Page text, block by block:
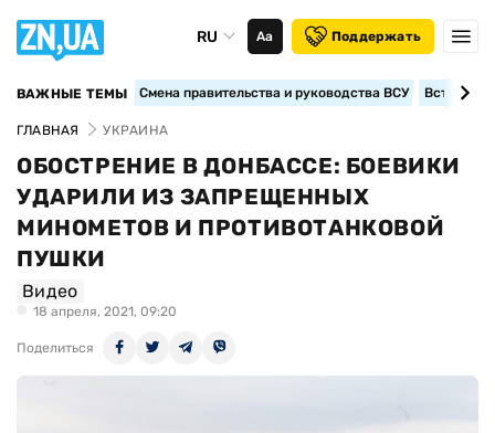
RU Аа Поддержать
ВАЖНЫЕ ТЕМЫ Смена правительства и руководства ВСУ
ГЛАВНАЯ УКРАИНА
ОБОСТРЕНИЕ В ДОНБАССЕ: БОЕВИКИ
УДАРИЛИ ИЗ ЗАПРЕЩЕННЫХ
МИНОМЕТОВ И ПРОТИВОТАНКОВОЙ
ПУШКИ
Видео
18 апреля, 2021, 09:20
Поделиться